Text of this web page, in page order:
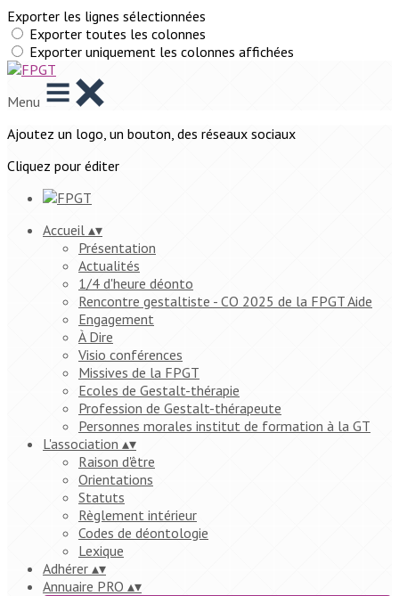
Exporter les lignes sélectionnées
Exporter toutes les colonnes
Exporter uniquement les colonnes affichées
Menu
Ajoutez un logo, un bouton, des réseaux sociaux
Cliquez pour éditer
Accueil ▴▾
Présentation
Actualités
1/4 d'heure déonto
Rencontre gestaltiste - CO 2025 de la FPGT Aide
Engagement
À Dire
Visio conférences
Missives de la FPGT
Ecoles de Gestalt-thérapie
Profession de Gestalt-thérapeute
Personnes morales institut de formation à la GT
L'association ▴▾
Raison d'être
Orientations
Statuts
Règlement intérieur
Codes de déontologie
Lexique
Adhérer ▴▾
Annuaire PRO ▴▾